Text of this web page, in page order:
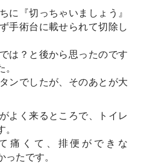
に『切っちゃいましょう』
手術台に載せられて切除し
は？と後から思ったのです
ンでしたが、そのあとが大
よく来るところで、トイレ
痛くて、排便ができな
たです。